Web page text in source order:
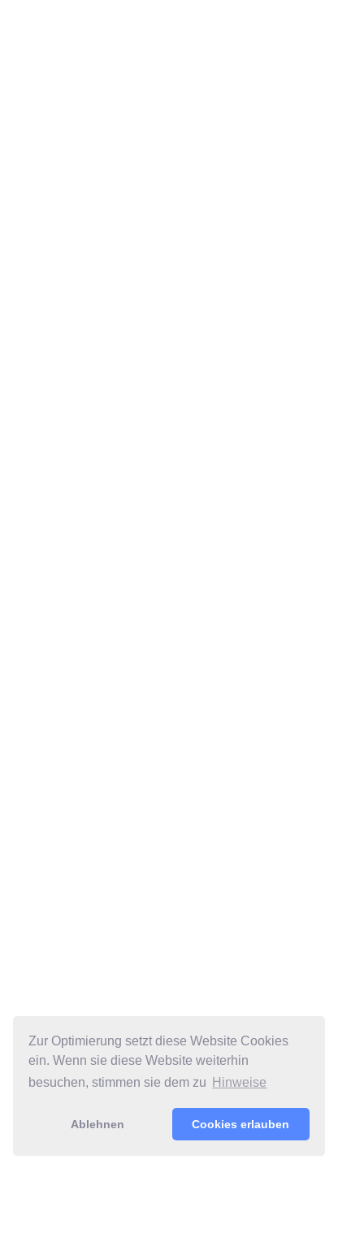
Zur Optimierung setzt diese Website Cookies
ein. Wenn sie diese Website weiterhin
besuchen, stimmen sie dem zu
Hinweise
Ablehnen Cookies erlauben